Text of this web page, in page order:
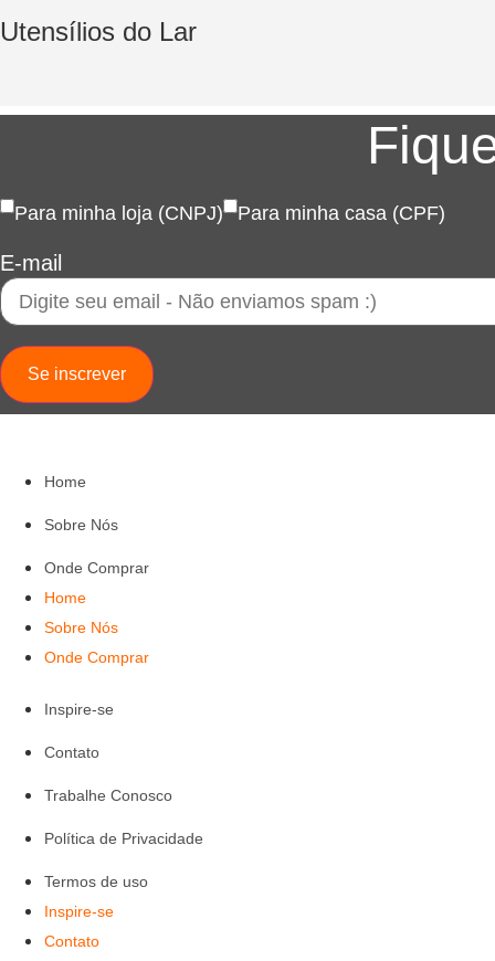
Utensílios do Lar
Para minha loja (CNPJ) Para minha casa (CPF)
E-mail
Se inscrever
Home
Sobre Nós
Onde Comprar
Home
Sobre Nós
Onde Comprar
Inspire-se
Contato
Trabalhe Conosco
Política de Privacidade
Termos de uso
Inspire-se
Contato